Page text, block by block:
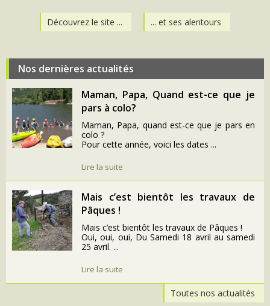
Découvrez le site ... ... et ses alentours
Nos dernières actualités
Maman, Papa, Quand est-ce que je
pars à colo?
Maman, Papa, quand est-ce que je pars en
colo ?
Pour cette année, voici les dates ...
Lire la suite
Mais c’est bientôt les travaux de
Pâques !
Mais c’est bientôt les travaux de Pâques !
Oui, oui, oui, Du Samedi 18 avril au samedi
25 avril. ...
Lire la suite
Toutes nos actualités